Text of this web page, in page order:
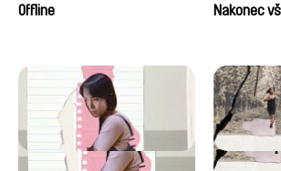
Offline
Nakonec